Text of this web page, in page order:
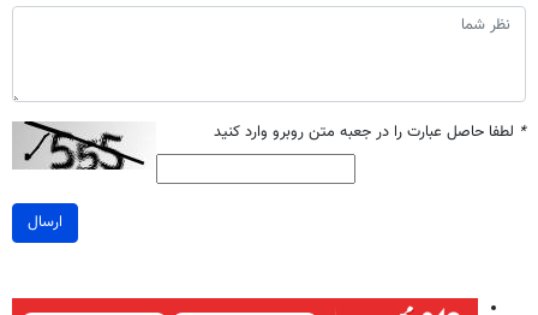
* لطفا حاصل عبارت را در جعبه متن روبرو وارد کنید
ارسال